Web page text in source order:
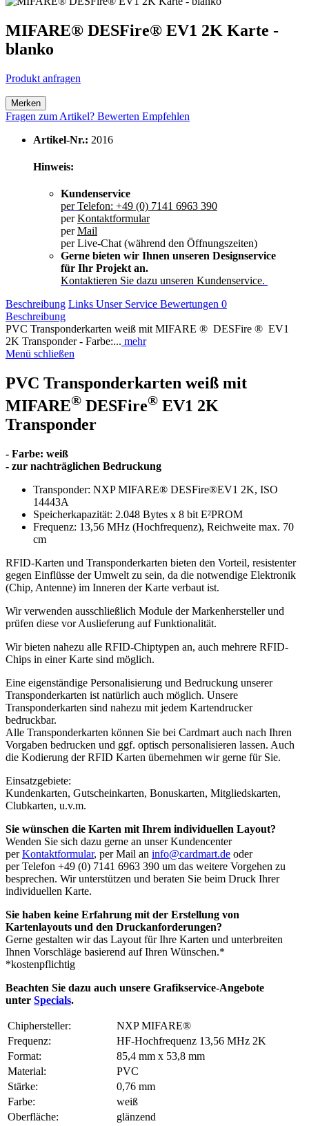
MIFARE® DESFire® EV1 2K Karte -
blanko
Produkt anfragen
Merken
Fragen zum Artikel? Bewerten Empfehlen
Artikel-Nr.: 2016
Hinweis:
Kundenservice
perTelefon: +49 (0) 7141 6963 390
perKontaktformular
perMail
per Live-Chat (während den Öffnungszeiten)
Gerne bieten wir Ihnen unseren Designservice
für Ihr Projekt an.
Kontaktieren Sie dazu unseren Kundenservice.
Beschreibung Links Unser Service Bewertungen 0
Beschreibung
PVC Transponderkarten weiß mit MIFARE ® DESFire ® EV1
2K Transponder - Farbe:... mehr
Menü schließen
PVC Transponderkarten weiß mit
MIFARE® DESFire® EV1 2K
Transponder
- Farbe: weiß
- zur nachträglichen Bedruckung
Transponder: NXP MIFARE® DESFire®EV1 2K, ISO
14443A
Speicherkapazität: 2.048 Bytes x 8 bit E²PROM
Frequenz: 13,56 MHz (Hochfrequenz), Reichweite max. 70
cm
RFID-Karten und Transponderkarten bieten den Vorteil, resistenter
gegen Einflüsse der Umwelt zu sein, da die notwendige Elektronik
(Chip, Antenne) im Inneren der Karte verbaut ist.
Wir verwenden ausschließlich Module der Markenhersteller und
prüfen diese vor Auslieferung auf Funktionalität.
Wir bieten nahezu alle RFID-Chiptypen an, auch mehrere RFID-
Chips in einer Karte sind möglich.
Eine eigenständige Personalisierung und Bedruckung unserer
Transponderkarten ist natürlich auch möglich. Unsere
Transponderkarten sind nahezu mit jedem Kartendrucker
bedruckbar.
Alle Transponderkarten können Sie bei Cardmart auch nach Ihren
Vorgaben bedrucken und ggf. optisch personalisieren lassen. Auch
die Kodierung der RFID Karten übernehmen wir gerne für Sie.
Einsatzgebiete:
Kundenkarten, Gutscheinkarten, Bonuskarten, Mitgliedskarten,
Clubkarten, u.v.m.
Sie wünschen die Karten mit Ihrem individuellen Layout?
Wenden Sie sich dazu gerne an unser Kundencenter
perKontaktformular, per Mail an info@cardmart.de oder
per Telefon +49 (0) 7141 6963 390 um das weitere Vorgehen zu
besprechen. Wir unterstützen und beraten Sie beim Druck Ihrer
individuellen Karte.
Sie haben keine Erfahrung mit der Erstellung von
Kartenlayouts und den Druckanforderungen?
Gerne gestalten wir das Layout für Ihre Karten und unterbreiten
Ihnen Vorschläge basierend auf Ihren Wünschen.*
*kostenpflichtig
Beachten Sie dazu auch unsere Grafikservice-Angebote
unter Specials.
Chiphersteller:
NXP MIFARE®
Frequenz:
HF-Hochfrequenz 13,56 MHz 2K
Format:
85,4 mm x 53,8 mm
Material:
PVC
Stärke:
0,76 mm
Farbe:
weiß
Oberfläche:
glänzend